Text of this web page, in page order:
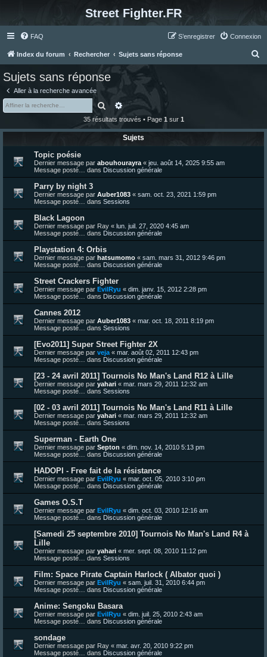
Street Fighter.FR
FAQ Connexion
S’enregistrer
Index du forum Rechercher Sujets sans réponse
Sujets sans réponse
Aller à la recherche avancée
RechercherRecherche avancée
35 résultats trouvés • Page 1 sur 1
Sujets
Topic poésie
Dernier message par abouhourayra « jeu. août 14, 2025 9:55 am
Message posté… dans Discussion générale
Parry by night 3
Dernier message par Auber1083 « sam. oct. 23, 2021 1:59 pm
Message posté… dans Sessions
Black Lagoon
Dernier message par Ray « lun. juil. 27, 2020 4:45 am
Message posté… dans Discussion générale
Playstation 4: Orbis
Dernier message par hatsumomo « sam. mars 31, 2012 9:46 pm
Message posté… dans Discussion générale
Street Crackers Fighter
Dernier message par EvilRyu « dim. janv. 15, 2012 2:28 pm
Message posté… dans Discussion générale
Cannes 2012
Dernier message par Auber1083 « mar. oct. 18, 2011 8:19 pm
Message posté… dans Sessions
[Evo2011] Super Street Fighter 2X
Dernier message par veja « mar. août 02, 2011 12:43 pm
Message posté… dans Discussion générale
[23 - 24 avril 2011] Tournois No Man's Land R12 à Lille
Dernier message par yahari « mar. mars 29, 2011 12:32 am
Message posté… dans Sessions
[02 - 03 avril 2011] Tournois No Man's Land R11 à Lille
Dernier message par yahari « mar. mars 29, 2011 12:32 am
Message posté… dans Sessions
Superman - Earth One
Dernier message par Septon « dim. nov. 14, 2010 5:13 pm
Message posté… dans Discussion générale
HADOPI - Free fait de la résistance
Dernier message par EvilRyu « mar. oct. 05, 2010 3:10 pm
Message posté… dans Discussion générale
Games O.S.T
Dernier message par EvilRyu « dim. oct. 03, 2010 12:16 am
Message posté… dans Discussion générale
[Samedi 25 septembre 2010] Tournois No Man's Land R4 à
Lille
Dernier message par yahari « mer. sept. 08, 2010 11:12 pm
Message posté… dans Sessions
Film: Space Pirate Captain Harlock ( Albator quoi )
Dernier message par EvilRyu « sam. juil. 31, 2010 6:44 pm
Message posté… dans Discussion générale
Anime: Sengoku Basara
Dernier message par EvilRyu « dim. juil. 25, 2010 2:43 am
Message posté… dans Discussion générale
sondage
Dernier message par Ray « mar. avr. 20, 2010 9:22 pm
Message posté… dans Discussion générale